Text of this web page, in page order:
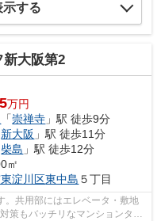
する
新大阪第2
万円
「崇禅寺 」駅 徒歩9分
新大阪 」駅 徒歩11分
柴島 」駅 徒歩12分
㎡
淀川区東中島 ５丁目
。共用部にはエレベータ・敷地
策もバッチリなマンションタイ